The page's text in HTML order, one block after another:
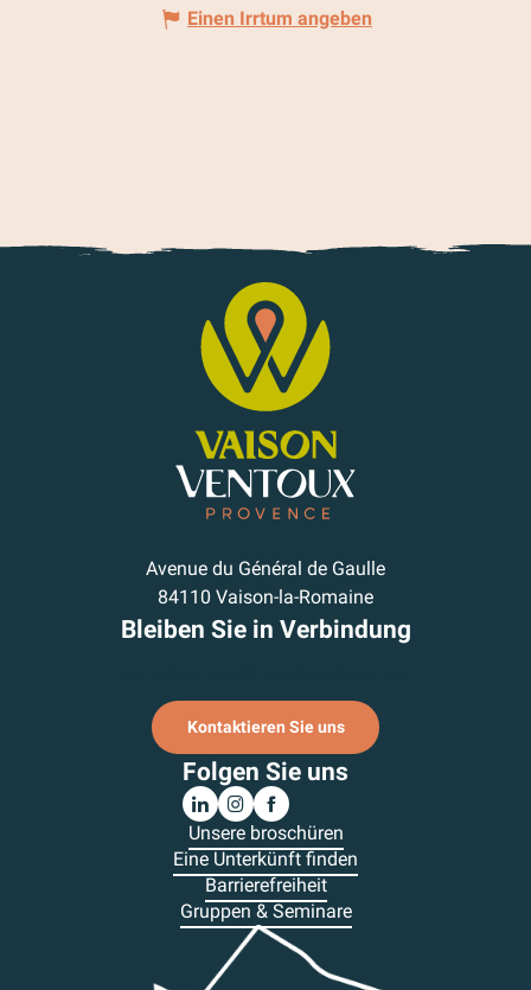
Einen Irrtum angeben
Avenue du Général de Gaulle
84110 Vaison-la-Romaine
Bleiben Sie in Verbindung
Kontaktieren Sie uns
Folgen Sie uns
Unsere broschüren
Eine Unterkünft finden
Barrierefreiheit
Gruppen & Seminare